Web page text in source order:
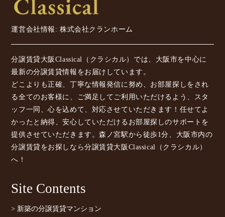
運営会社情報: 株式会社クランホーム
分譲賃貸大阪Classical（クラシカル）では、大阪市を中心に
最新の分譲賃貸情報をお届けしています。
どこよりも正確、丁寧な情報発信に努め、お部屋探しをされ
る全てのお客様に、ご満足してご利用いただけるよう、スタ
ッフ一同、心を込めて、対応させていただきます！任せてよ
かったと納得、安心していただけるお部屋探しのサポートを
提供させていただきます。森ノ宮駅から徒歩1分、大阪市内の
分譲賃貸をお探しなら分譲賃貸大阪Classical（クラシカル）
へ！
Site Contents
> 新築の分譲賃貸マンション